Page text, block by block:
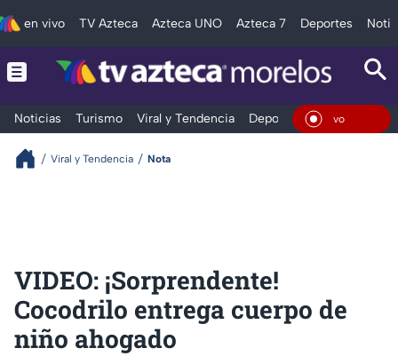
en vivo TV Azteca Azteca UNO Azteca 7 Deportes
Noticias Turismo Viral y Tendencia Deportes Espectáculos
En
Viral y Tendencia Nota
VIDEO: ¡Sorprendente!
Cocodrilo entrega cuerpo de
niño ahogado